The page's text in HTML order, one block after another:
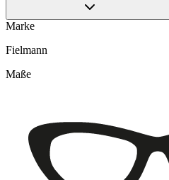
Marke
Fielmann
Maße